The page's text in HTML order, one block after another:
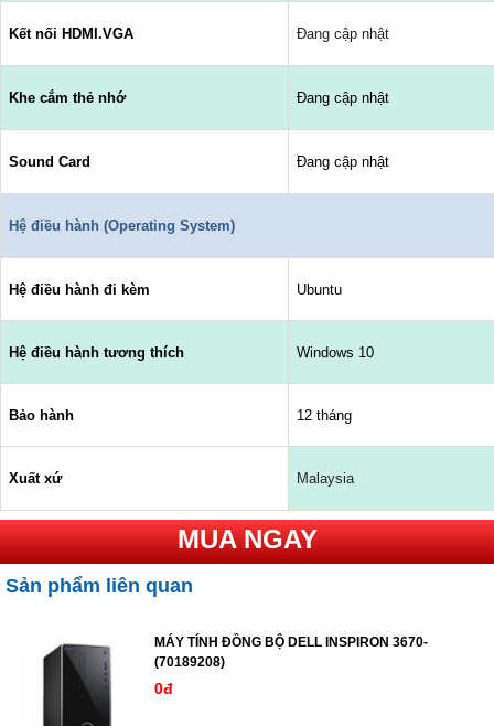
Kết nối HDMI.VGA Đang cập nhật
Khe cắm thẻ nhớ Đang cập nhật
Sound Card Đang cập nhật
Hệ điều hành (Operating System)
Hệ điều hành đi kèm Ubuntu
Hệ điều hành tương thích Windows 10
Bảo hành 12 tháng
Xuất xứ Malaysia
MUA NGAY
Sản phẩm liên quan
MÁY TÍNH ĐỒNG BỘ DELL INSPIRON 3670-
(70189208)
0đ